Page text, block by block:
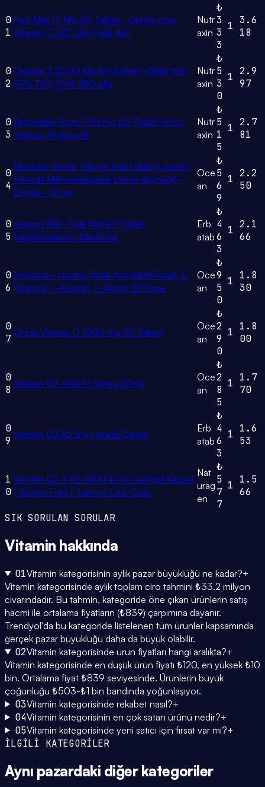
0
1
Iron Max 17 Mg 30 Tablet - Gentle Iron,
Vitamin C, B12, B6, Folik Asit
Nutr
axin
₺
3
3
3
1 3.6
18
0
2
Omega 3 2000 Mg 60 Softjel - Balık Yağı,
EPA 720, DHA 480 Mg
Nutr
axin
₺
5
3
0
1 2.9
97
0
3
Bromelain Forte 750 mg 60 Tablet Krom
Yeşilçay Probiyotik
Nutr
axin
₺
5
1
5
1 2.7
81
0
4
Microfer Demir Takviye Edici Gıda (Lipofer:
Patentli Mikroenkapsüle Demir Kaynağı) -
Damla - 30 ml
Oce
an
₺
5
6
9
1 2.2
50
0
5
Vitamin B12- Folik Asit B9 Tablet
Metilkobalamin-Metilfolat
Erb
atab
₺
4
6
3
1 2.1
66
0
6
Polysitol - İnositol, Folik Asit (Metil Folat), E
Vitamini, L-Karnitin, L-Arjinin 30 Saşe
Oce
an
₺
9
5
0
1
1.8
30
0
7 Orzax Vitamin C 1000 mg 30 Tablet
Oce
an
₺
2
9
0
1
1.8
00
0
8 Vitamin D3 400 IU Sprey 20 ml
Oce
an
₺
2
8
5
1
1.7
70
0
9 Vitamin D3 K2 2'si 1 Arada Damla
Erb
atab
₺
4
6
3
1
1.6
53
1
0
Vitamin D3 + K2 1000 IU 60 Softgel Kapsül
| Gluten Free | Takviye Edici Gıda
Nat
urag
en
₺
5
7
7
1
1.5
66
SIK SORULAN SORULAR
Vitamin hakkında
01Vitamin kategorisinin aylık pazar büyüklüğü ne kadar?+
Vitamin kategorisinde aylık toplam ciro tahmini ₺33.2 milyon
civarındadır. Bu tahmin, kategoride öne çıkan ürünlerin satış
hacmi ile ortalama fiyatların (₺839) çarpımına dayanır.
Trendyol'da bu kategoride listelenen tüm ürünler kapsamında
gerçek pazar büyüklüğü daha da büyük olabilir.
02Vitamin kategorisinde ürün fiyatları hangi aralıkta?+
Vitamin kategorisinde en düşük ürün fiyatı ₺120, en yüksek ₺10
bin. Ortalama fiyat ₺839 seviyesinde. Ürünlerin büyük
çoğunluğu ₺503-₺1 bin bandında yoğunlaşıyor.
03Vitamin kategorisinde rekabet nasıl?+
04Vitamin kategorisinin en çok satan ürünü nedir?+
05Vitamin kategorisinde yeni satıcı için fırsat var mı?+
İLGİLİ KATEGORİLER
Aynı pazardaki diğer kategoriler